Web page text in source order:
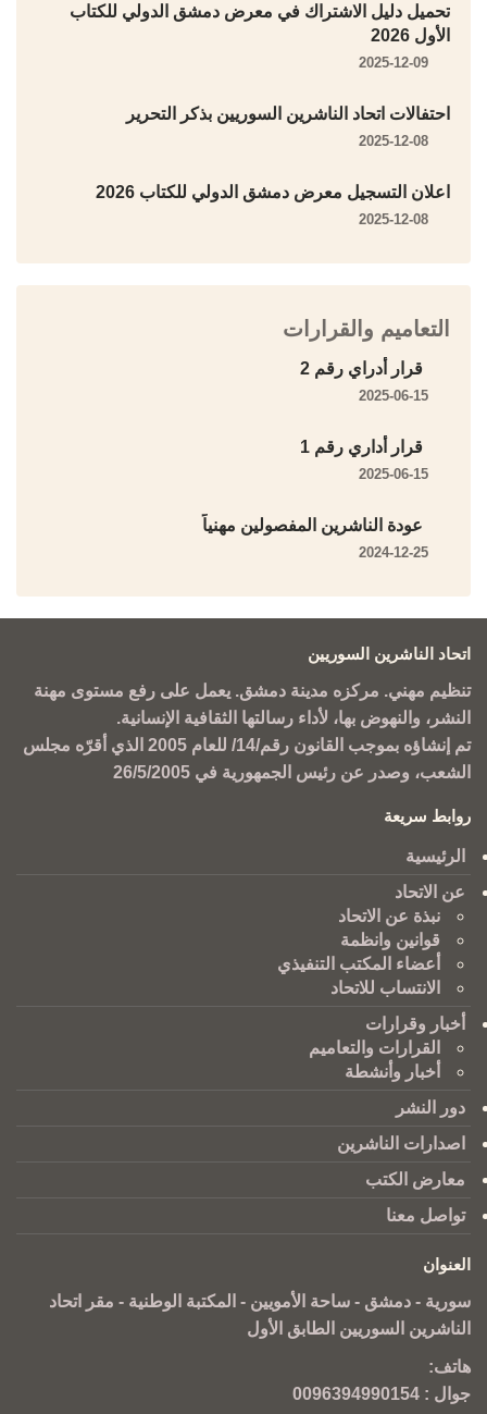
تحميل دليل الاشتراك في معرض دمشق الدولي للكتاب
الأول 2026
2025-12-09
احتفالات اتحاد الناشرين السوريين بذكر التحرير
2025-12-08
اعلان التسجيل معرض دمشق الدولي للكتاب 2026
2025-12-08
التعاميم والقرارات
قرار أدراي رقم 2
2025-06-15
قرار أداري رقم 1
2025-06-15
عودة الناشرين المفصولين مهنياً
2024-12-25
اتحاد الناشرين السوريين
تنظيم مهني. مركزه مدينة دمشق. يعمل على رفع مستوى مهنة
النشر، والنهوض بها، لأداء رسالتها الثقافية الإنسانية.
تم إنشاؤه بموجب القانون رقم/14/ للعام 2005 الذي أقرّه مجلس
الشعب، وصدر عن رئيس الجمهورية في 26/5/2005
روابط سريعة
الرئيسية
عن الاتحاد
نبذة عن الاتحاد
قوانين وانظمة
أعضاء المكتب التنفيذي
الانتساب للاتحاد
أخبار وقرارات
القرارات والتعاميم
أخبار وأنشطة
دور النشر
اصدارات الناشرين
معارض الكتب
تواصل معنا
العنوان
سورية - دمشق - ساحة الأمويين - المكتبة الوطنية - مقر اتحاد
الناشرين السوريين الطابق الأول
هاتف:
جوال : 0096394990154